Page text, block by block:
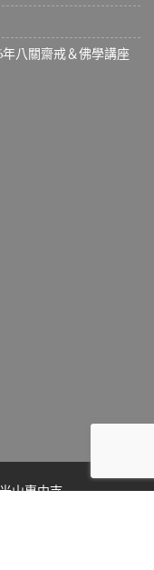
八關齋戒＆佛學講座
山惠中寺